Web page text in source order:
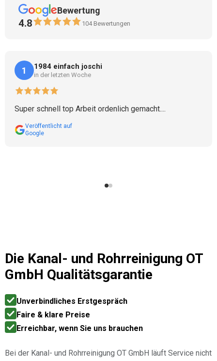
Bewertung
4.8 104Bewertungen
1 1984 einfach joschi
in der letzten Woche
Super schnell top Arbeit ordenlich gemacht....
Veröffentlicht auf
Google
Die Kanal- und Rohrreinigung OT
GmbH Qualitätsgarantie
Unverbindliches Erstgespräch
Faire & klare Preise
Erreichbar, wenn Sie uns brauchen
Bei der Kanal- und Rohrreinigung OT GmbH läuft Service nicht